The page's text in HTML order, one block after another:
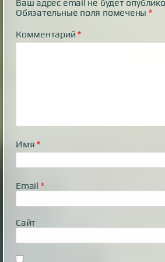
Ваш адрес email не будет
Обязательные поля помечены*
Комментарий*
Имя*
Email *
Сайт